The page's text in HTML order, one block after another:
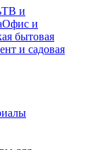
ТВ и
Офис и
бытовая
и садовая